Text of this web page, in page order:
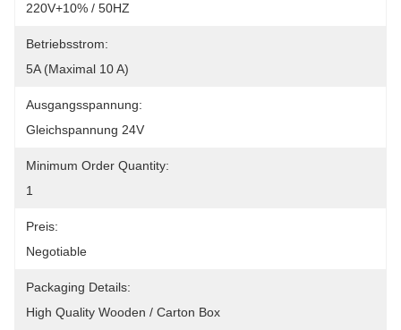
220V+10% / 50HZ
Betriebsstrom:
5A (maximal 10 A)
Ausgangsspannung:
Gleichspannung 24V
Minimum Order Quantity:
1
Preis:
Negotiable
Packaging Details:
High Quality Wooden / Carton Box